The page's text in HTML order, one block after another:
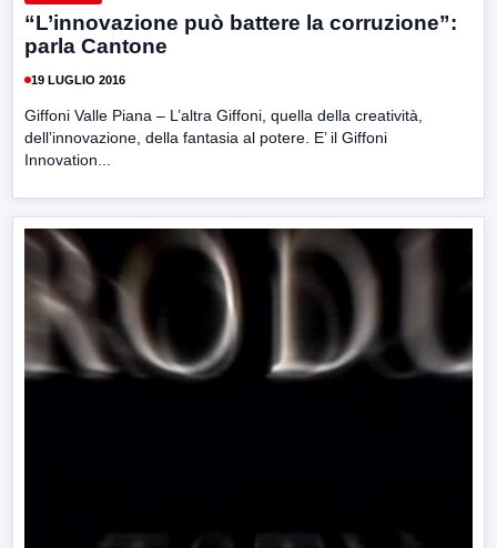
“L’innovazione può battere la corruzione”:
parla Cantone
19 LUGLIO 2016
Giffoni Valle Piana – L’altra Giffoni, quella della creatività,
dell’innovazione, della fantasia al potere. E’ il Giffoni
Innovation...